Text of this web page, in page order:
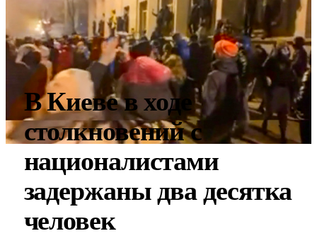
В Киеве в ходе
столкновений с
националистами
задержаны два десятка
человек